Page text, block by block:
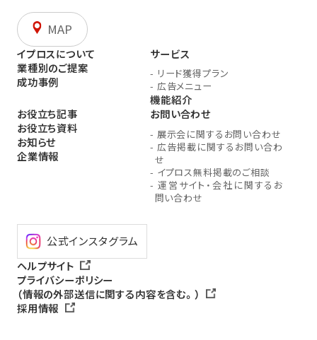
MAP
イプロスについて
業種別のご提案
成功事例
サービス
- リード獲得プラン
- 広告メニュー
機能紹介
お役立ち記事
お役立ち資料
お知らせ
企業情報
お問い合わせ
- 展示会に関するお問い合わせ
- 広告掲載に関するお問い合わ
せ
- イプロス無料掲載のご相談
- 運営サイト・会社に関するお
問い合わせ
公式インスタグラム
ヘルプサイト
プライバシーポリシー
（情報の外部送信に関する内容を含む。）
採用情報